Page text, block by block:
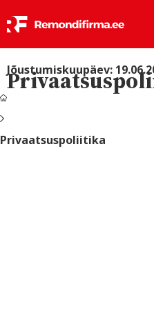
Privaatsuspoliitika
Jõustumiskuupäev: